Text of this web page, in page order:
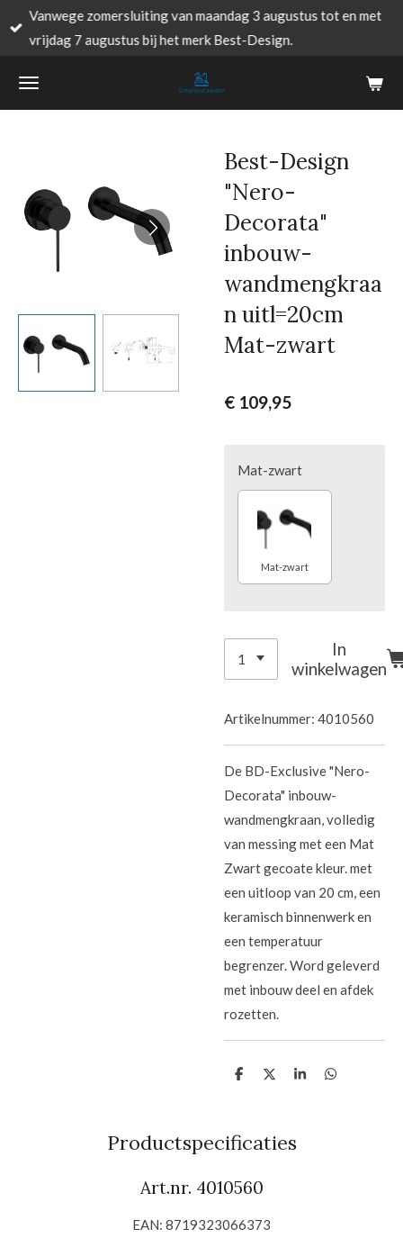
Ga
direct
de
Vanwege zomersluiting van maandag 3 augustus tot en met
vrijdag 7 augustus bij het merk Best-Design.
Best-Design
"Nero-
Decorata"
inbouw-
wandmengkraa
n uitl=20cm
Mat-zwart
€ 109,95
Mat-zwart
Mat-zwart
In
winkelwagen
Artikelnummer: 4010560
De BD-Exclusive "Nero-
Decorata" inbouw-
wandmengkraan, volledig
van messing met een Mat
Zwart gecoate kleur. met
een uitloop van 20 cm, een
keramisch binnenwerk en
een temperatuur
begrenzer. Word geleverd
met inbouw deel en afdek
rozetten.
D
n
D
S
D
Productspecificaties
Art.nr. 4010560
EAN: 8719323066373